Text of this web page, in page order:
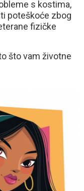
s kostima,
poteškoće zbog
fizičke
što vam životne